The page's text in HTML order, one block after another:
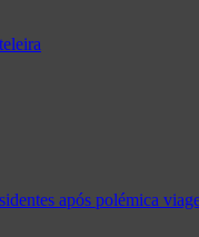
após polémica